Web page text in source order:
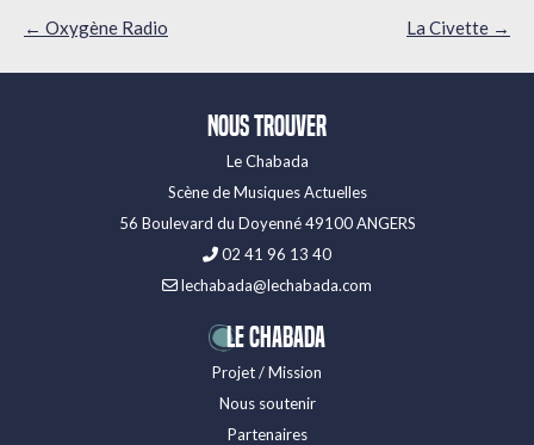
Navigation
articles
← Oxygène Radio La Civette →
Nous trouver
Le Chabada
Scène de Musiques Actuelles
56 Boulevard du Doyenné 49100 ANGERS
02 41 96 13 40
lechabada@lechabada.com
LE CHABADA
Projet / Mission
Nous soutenir
Partenaires